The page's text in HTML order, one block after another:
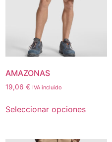
AMAZONAS
19,06 € IVA incluido
Seleccionar opciones